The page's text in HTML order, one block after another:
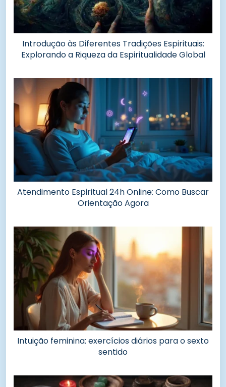
Introdução às Diferentes Tradições Espirituais:
Explorando a Riqueza da Espiritualidade Global
Atendimento Espiritual 24h Online: Como Buscar
Orientação Agora
Intuição feminina: exercícios diários para o sexto
sentido